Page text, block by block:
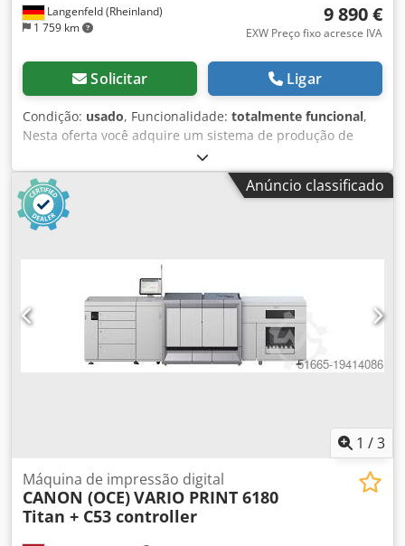
Langenfeld (Rheinland)
1 759 km
9 890 €
EXW Preço fixo acresce IVA
Solicitar Ligar
Condição: usado, Funcionalidade: totalmente funcional,
Nesta oferta você adquire um sistema de produção de
cores usado "Canon imagePRESS C9010 VP" Objeto da
venda: Djdpfeu Ecl Esx Amlskr 1 x Canon imagePRESS
C9010 VP com o seguinte equipamento: - Inclui controlador
Prisma ou controlador Fiery - Inclui finalizador de
brochuras N2 - Inclui alimentador POD Deck D1
oferta refere-se a um equipamento usado, que pode
apresentar sinais de uso (pequenos riscos ou
amarelamentos). O equipamento foi testado quanto ao
funcionamento. Uma impressão de teste pode ser vista na
foto. Embalagem e envio: Você pode visitar o equipamento
durante nosso horário comercial – favor agendar um
Anúncio classificado
1 /3
Máquina de impressão digital
CANON (OCE)VARIO PRINT 6180
Titan + C53 controller